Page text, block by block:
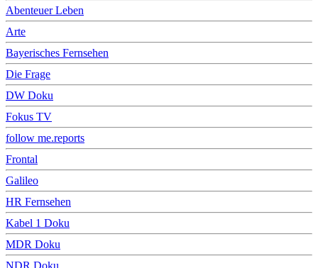
Abenteuer Leben
Arte
Bayerisches Fernsehen
Die Frage
DW Doku
Fokus TV
follow me.reports
Frontal
Galileo
HR Fernsehen
Kabel 1 Doku
MDR Doku
NDR Doku